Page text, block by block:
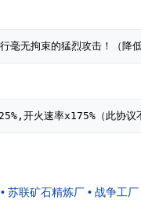
• 苏联矿石精炼厂 • 战争工厂